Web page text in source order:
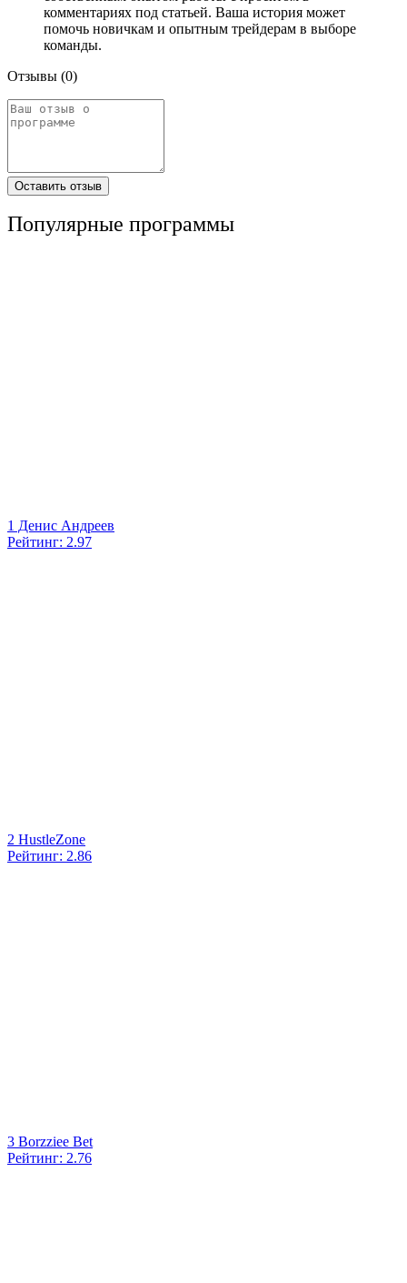
комментариях под статьей. Ваша история может
помочь новичкам и опытным трейдерам в выборе
команды.
Отзывы (0)
Оставить отзыв
Популярные программы
1 Денис Андреев
Рейтинг: 2.97
2 HustleZone
Рейтинг: 2.86
3 Borzziee Bet
Рейтинг: 2.76